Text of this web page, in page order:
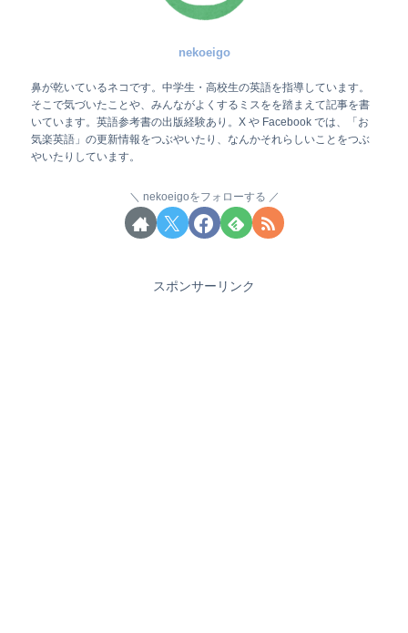
nekoeigo
鼻が乾いているネコです。中学生・高校生の英語を指導しています。
そこで気づいたことや、みんながよくするミスをを踏まえて記事を書
いています。英語参考書の出版経験あり。X や Facebook では、「お
気楽英語」の更新情報をつぶやいたり、なんかそれらしいことをつぶ
やいたりしています。
nekoeigoをフォローする
スポンサーリンク